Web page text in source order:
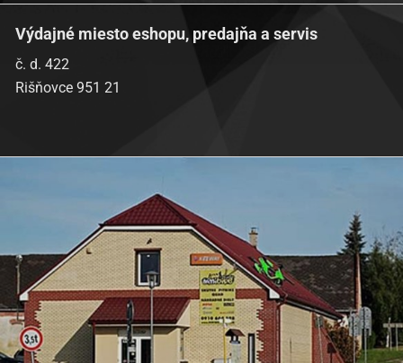
Výdajné miesto eshopu, predajňa a servis
č. d. 422
Rišňovce 951 21